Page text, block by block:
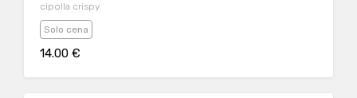
cipolla crispy
Solo cena
14.00 €